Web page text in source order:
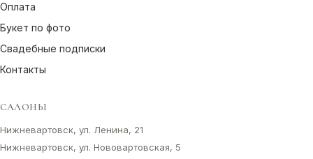
Оплата
Букет по фото
Свадебные подписки
Контакты
САЛОНЫ
Нижневартовск, ул. Ленина, 21
Нижневартовск, ул. Нововартовская, 5